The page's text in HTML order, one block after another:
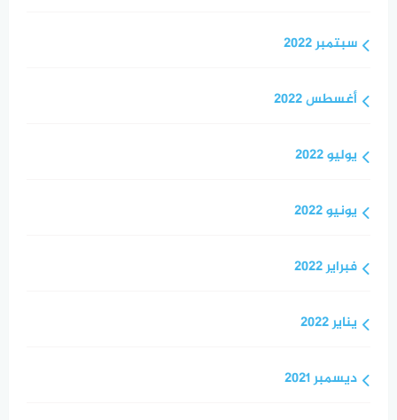
سبتمبر 2022
أغسطس 2022
يوليو 2022
يونيو 2022
فبراير 2022
يناير 2022
ديسمبر 2021